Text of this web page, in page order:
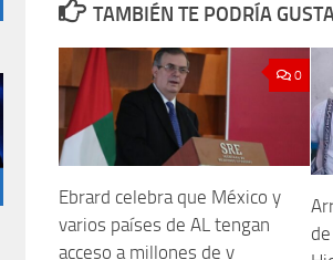
TAMBIÉN TE PODRÍA
0
Ebrard celebra que México y
varios países de AL tengan
acceso a millones de v